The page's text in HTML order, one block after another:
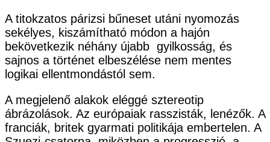
A titokzatos párizsi bűneset utáni nyomozás
sekélyes, kiszámítható módon a hajón
bekövetkezik néhány újabb gyilkosság, és
sajnos a történet elbeszélése nem mentes
logikai ellentmondástól sem.
A megjelenő alakok eléggé sztereotip
ábrázolások. Az európaiak rasszisták, lenézők. A
franciák, britek gyarmati politikája embertelen. A